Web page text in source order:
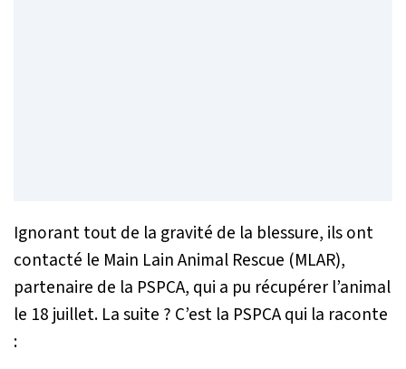
Ignorant tout de la gravité de la blessure, ils ont
contacté le Main Lain Animal Rescue (MLAR),
partenaire de la PSPCA, qui a pu récupérer l’animal
le 18 juillet. La suite ? C’est la PSPCA qui la raconte
: